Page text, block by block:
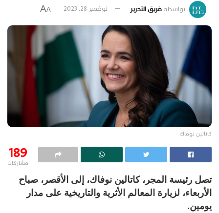
بواسطةفريق التحرير نوفمبر 28, 2023 A
A
كاتالين نوفاك
189
مشاركات
تصل رئيسة المجر، كاتالين نوفاك، إلى الأقصر، صباح
الأربعاء، لزيارة المعالم الأثرية والتاريخية على مدار
يومين.